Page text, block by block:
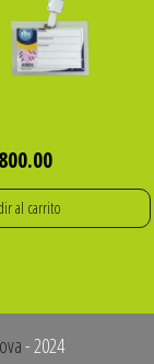
800.00
al carrito
- 2024